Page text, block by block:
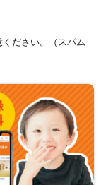
ださい。（スパム